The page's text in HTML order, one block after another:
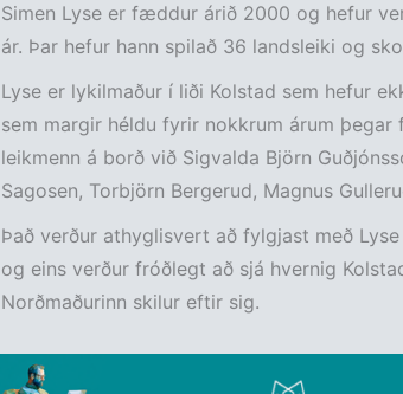
Simen Lyse er fæddur árið 2000 og hefur
ár. Þar hefur hann spilað 36 landsleiki og
Lyse er lykilmaður í liði Kolstad sem hefur
sem margir héldu fyrir nokkrum árum
leikmenn á borð við Sigvalda Björn
Sagosen, Torbjörn Bergerud, Magnus
Það verður athyglisvert að fylgjast með
og eins verður fróðlegt að sjá hvernig
Norðmaðurinn skilur eftir sig.